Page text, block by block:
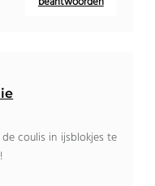
coulis in ijsblokjes te